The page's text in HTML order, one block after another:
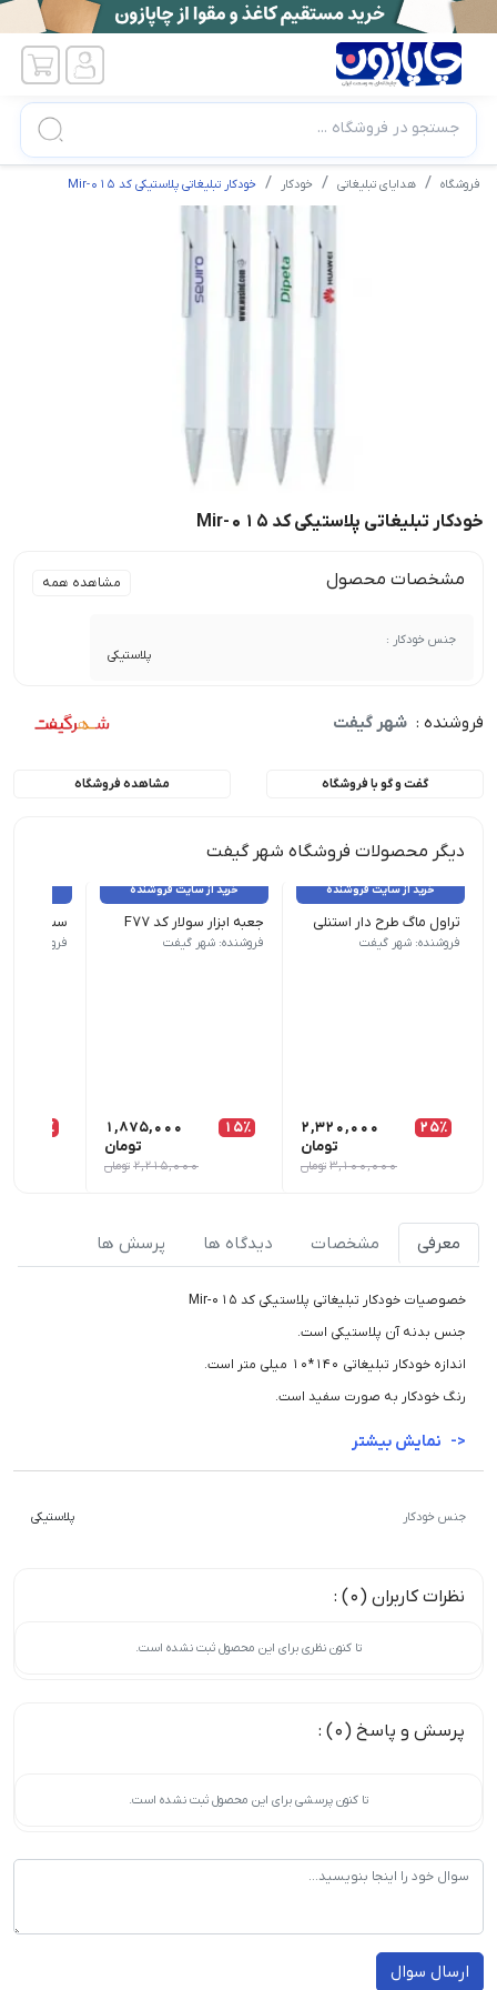
جستجو در فروشگاه ...
فروشگاه هدایای تبلیغاتی خودکار خودکار تبلیغاتی پلاستیکی کد Mir-015
خودکار تبلیغاتی پلاستیکی کد Mir-015
مشخصات محصول مشاهده همه
جنس خودکار :
پلاستیکی
فروشنده : شهر گیفت
گفت و گو با فروشگاه مشاهده فروشگاه
دیگر محصولات فروشگاه شهر گیفت
خرید از سایت فروشنده
تراول ماگ طرح دار استنلی
فروشنده: شهر گیفت
25٪
2,320,000
تومان
3,100,000 تومان
خرید از سایت فروشنده
جعبه ابزار سولار کد F77
چراغ قوه دارد | قابلیت شارژ خورشیدی
فروشنده: شهر گیفت
15٪
1,875,000
تومان
2,215,000 تومان
فلاسک
فروشنده:
10٪
معرفی مشخصات دیدگاه ها پرسش ها
خصوصیات خودکار تبلیغاتی پلاستیکی کد Mir-015
جنس بدنه آن پلاستیکی است.
اندازه خودکار تبلیغاتی ۱۴۰*۱۰ میلی متر است.
رنگ خودکار به صورت سفید است.
جنس خودکار پلاستیکی
نظرات کاربران (0) :
تا کنون نظری برای این محصول ثبت نشده است.
پرسش و پاسخ (0) :
تا کنون پرسشی برای این محصول ثبت نشده است.
ارسال سوال